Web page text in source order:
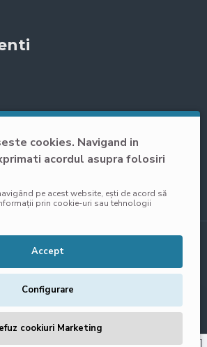
cookies. Navigand in
acordul asupra folosiri
pe acest website, ești de acord să
prin cookie-uri sau tehnologii
Accept
Configurare
cookiuri Marketing